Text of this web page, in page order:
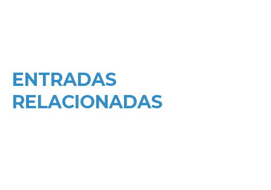
ENTRADAS
RELACIONADAS